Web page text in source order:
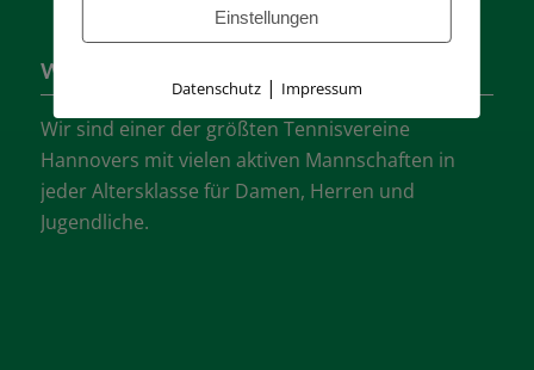
Wer sind wir?
Wir sind einer der größten Tennisvereine
Hannovers mit vielen aktiven Mannschaften in
jeder Altersklasse für Damen, Herren und
Jugendliche.
Einstellungen
Datenschutz| Impressum